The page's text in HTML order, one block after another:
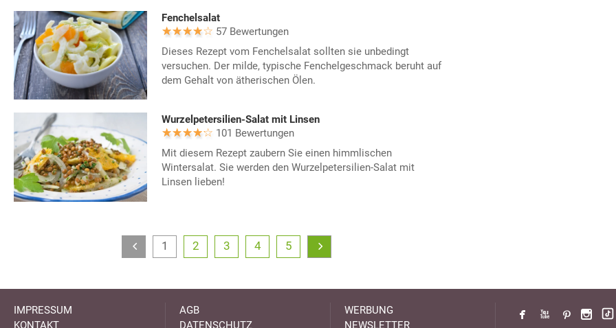
Fenchelsalat
57 Bewertungen
Dieses Rezept vom Fenchelsalat sollten sie unbedingt
versuchen. Der milde, typische Fenchelgeschmack beruht auf
dem Gehalt von ätherischen Ölen.
Wurzelpetersilien-Salat mit Linsen
101 Bewertungen
Mit diesem Rezept zaubern Sie einen himmlischen
Wintersalat. Sie werden den Wurzelpetersilien-Salat mit
Linsen lieben!
1 2 3 4 5
IMPRESSUM
KONTAKT
AGB
DATENSCHUTZ
WERBUNG
NEWSLETTER